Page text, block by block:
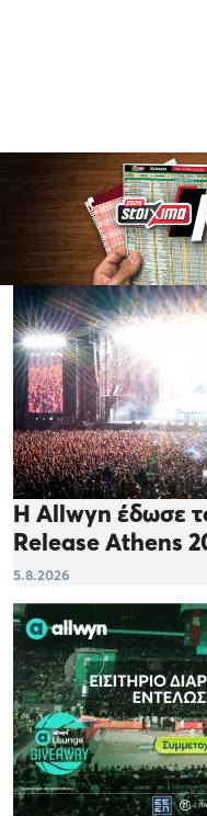
Η Allwyn έδωσε
Release Athens
5.8.2026